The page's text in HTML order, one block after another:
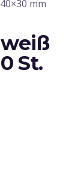
mm
St.